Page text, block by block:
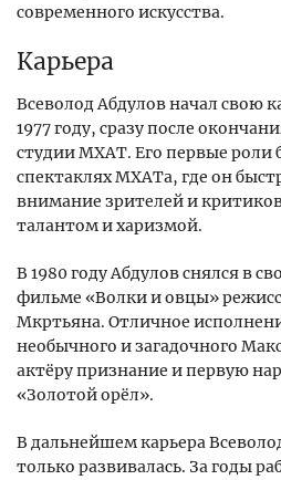
современного искусства.
Карьера
Всеволод Абдулов начал свою
1977 году, сразу после
студии МХАТ. Его первые роли
спектаклях МХАТа, где он
внимание зрителей и
талантом и харизмой.
В 1980 году Абдулов снялся в
фильме «Волки и овцы»
Мкртьяна. Отличное
необычного и загадочного
актёру признание и первую
«Золотой орёл».
В дальнейшем карьера
только развивалась. За годы